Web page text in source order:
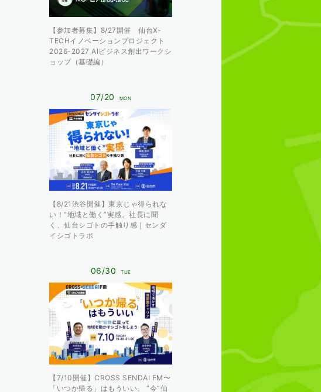
【参加者募集】8/27開催 仙台X-
TECHイノベーションプロジェクト
2026-2027 AIビジネス創出ワークシ
ョップ（基礎編）
07/20 MON
【8/21渋谷開催】東京じゃ得られな
い！“地域と働く”実感。社長に聞
く、仙台シゴトの手触り感｜センダ
イシゴトラボ
06/30 TUE
【7/10開催】CROSS SENDAI FM〜
「いつか帰る」はもういい。 “今”仙